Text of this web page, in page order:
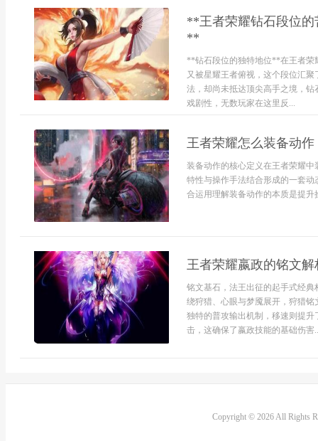
**王者荣耀钻石段位
**
**钻石段位的独特地位**在王者荣
又被星耀王者俯视，这个段位汇
法，却尚未抵达顶尖高手之境，
戏剧性，无数玩家在这里反...
王者荣耀怎么装备动
装备动作的核心定义在王者荣耀
特性与操作手法结合形成的一套
合运用理解装备动作的本质是提
王者荣耀嬴政的铭文
铭文基石，法王出征的起手式经
绕狩猎、心眼与梦魇展开，狩猎
独特的普攻输出机制，移速则提
击，这确保了嬴政技能的基础伤害
Copyright © 2026 All Rights